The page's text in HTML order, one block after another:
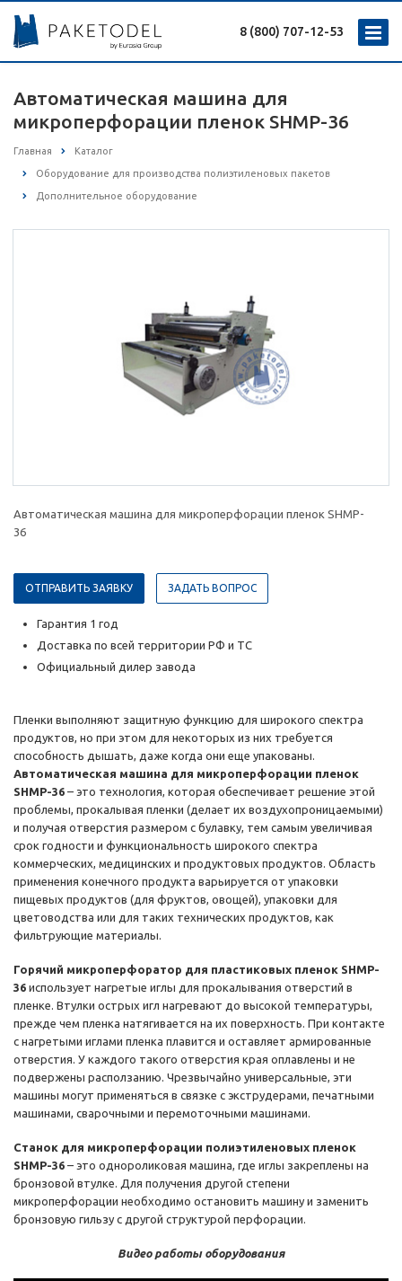
8 (800) 707-12-53
Автоматическая машина для
микроперфорации пленок SHMP-36
Главная Каталог
Оборудование для производства полиэтиленовых пакетов
Дополнительное оборудование
Автоматическая машина для микроперфорации пленок SHMP-
36
ОТПРАВИТЬ ЗАЯВКУ ЗАДАТЬ ВОПРОС
Гарантия 1 год
Доставка по всей территории РФ и ТС
Официальный дилер завода
Пленки выполняют защитную функцию для широкого спектра
продуктов, но при этом для некоторых из них требуется
способность дышать, даже когда они еще упакованы.
Автоматическая машина для микроперфорации пленок
SHMP-36 – это технология, которая обеспечивает решение этой
проблемы, прокалывая пленки (делает их воздухопроницаемыми)
и получая отверстия размером с булавку, тем самым увеличивая
срок годности и функциональность широкого спектра
коммерческих, медицинских и продуктовых продуктов. Область
применения конечного продукта варьируется от упаковки
пищевых продуктов (для фруктов, овощей), упаковки для
цветоводства или для таких технических продуктов, как
фильтрующие материалы.
Горячий микроперфоратор для пластиковых пленок SHMP-
36 использует нагретые иглы для прокалывания отверстий в
пленке. Втулки острых игл нагревают до высокой температуры,
прежде чем пленка натягивается на их поверхность. При контакте
с нагретыми иглами пленка плавится и оставляет армированные
отверстия. У каждого такого отверстия края оплавлены и не
подвержены расползанию. Чрезвычайно универсальные, эти
машины могут применяться в связке с экструдерами, печатными
машинами, сварочными и перемоточными машинами.
Станок для микроперфорации полиэтиленовых пленок
SHMP-36 – это однороликовая машина, где иглы закреплены на
бронзовой втулке. Для получения другой степени
микроперфорации необходимо остановить машину и заменить
бронзовую гильзу с другой структурой перфорации.
Видео работы оборудования